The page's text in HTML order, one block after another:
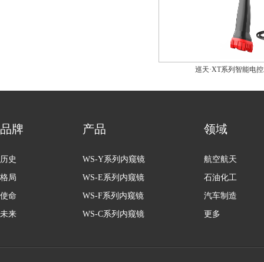
巡天·XT系列智能电
品牌
历史
格局
使命
未来
产品
WS-Y系列内窥镜
WS-E系列内窥镜
WS-F系列内窥镜
WS-C系列内窥镜
领域
航空航天
石油化工
汽车制造
更多